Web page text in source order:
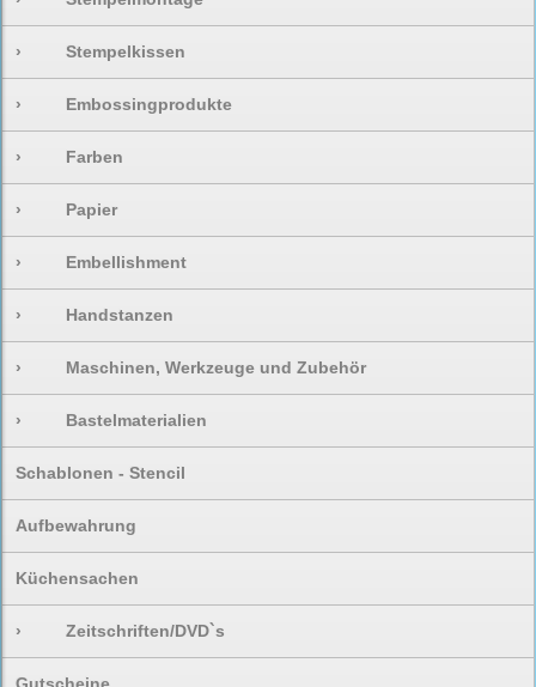
› Stempelkissen
› Embossingprodukte
› Farben
› Papier
› Embellishment
› Handstanzen
› Maschinen, Werkzeuge und Zubehör
› Bastelmaterialien
Schablonen - Stencil
Aufbewahrung
Küchensachen
› Zeitschriften/DVD`s